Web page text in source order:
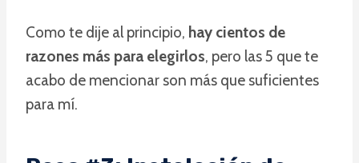
Como te dije al principio, hay cientos de
razones más para elegirlos, pero las 5 que te
acabo de mencionar son más que suficientes
para mí.